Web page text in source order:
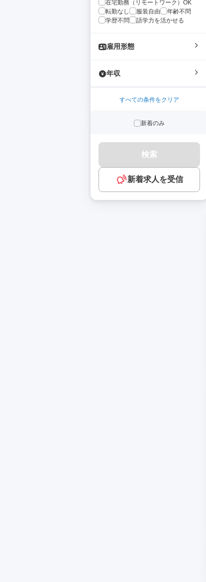
在宅勤務（リモートワーク）OK
転勤なし
服装自由
年齢不問
学歴不問
語学力を活かせる
雇用形態
年収
すべての条件をクリア
新着のみ
検索
新着求人を受信